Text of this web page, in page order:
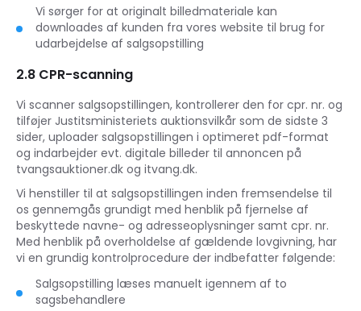
Vi sørger for at originalt billedmateriale kan
downloades af kunden fra vores website til brug for
udarbejdelse af salgsopstilling
2.8 CPR-scanning
Vi scanner salgsopstillingen, kontrollerer den for cpr. nr. og
tilføjer Justitsministeriets auktionsvilkår som de sidste 3
sider, uploader salgsopstillingen i optimeret pdf-format
og indarbejder evt. digitale billeder til annoncen på
tvangsauktioner.dk og itvang.dk.
Vi henstiller til at salgsopstillingen inden fremsendelse til
os gennemgås grundigt med henblik på fjernelse af
beskyttede navne- og adresseoplysninger samt cpr. nr.
Med henblik på overholdelse af gældende lovgivning, har
vi en grundig kontrolprocedure der indbefatter følgende:
Salgsopstilling læses manuelt igennem af to
sagsbehandlere